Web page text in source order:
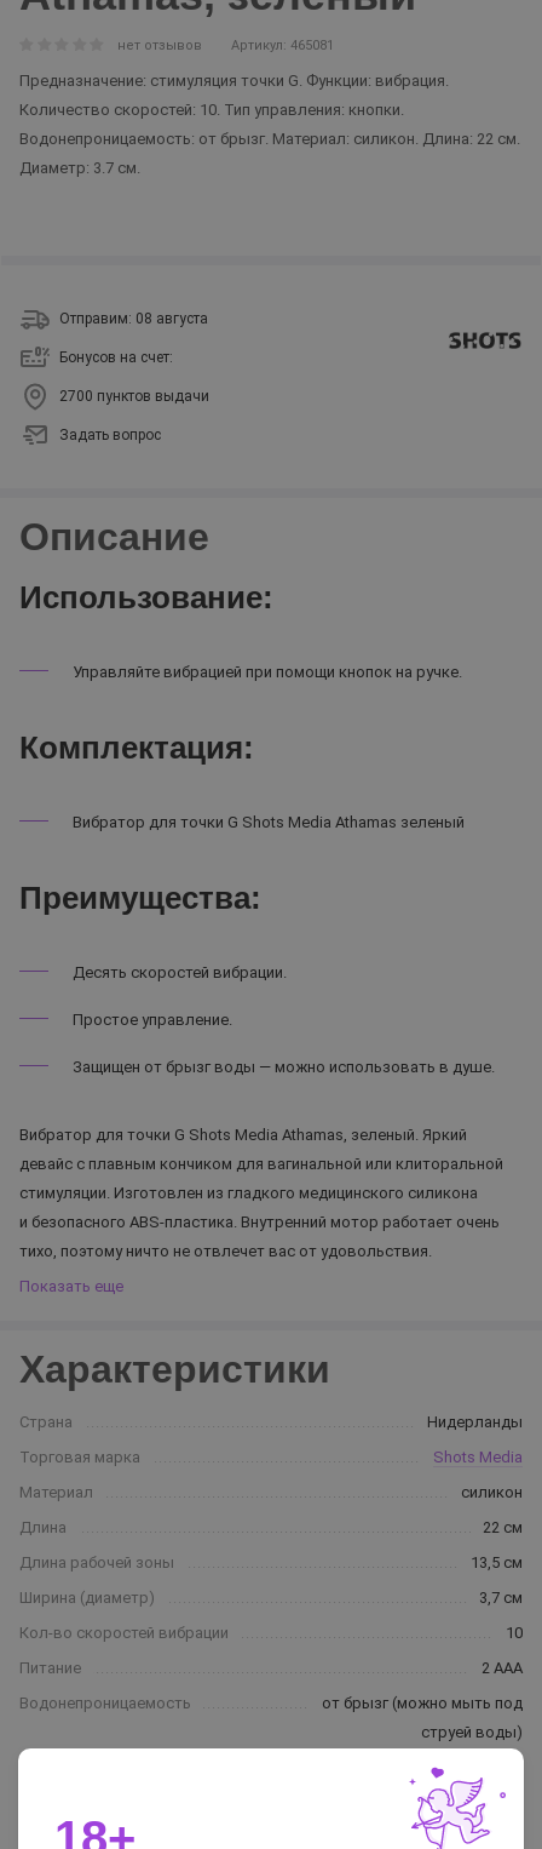
нет отзывов Артикул: 465081
Предназначение: стимуляция точки G. Функции: вибрация.
Количество скоростей: 10. Тип управления: кнопки.
Водонепроницаемость: от брызг. Материал: силикон. Длина: 22 см.
Диаметр: 3.7 см.
Отправим: 08 августа
Бонусов на счет:
2700 пунктов выдачи
Задать вопрос
Описание
Использование:
Управляйте вибрацией при помощи кнопок на ручке.
Комплектация:
Вибратор для точки G Shots Media Athamas зеленый
Преимущества:
Десять скоростей вибрации.
Простое управление.
Защищен от брызг воды — можно использовать в душе.
Вибратор для точки G Shots Media Athamas, зеленый. Яркий
девайс с плавным кончиком для вагинальной или клиторальной
стимуляции. Изготовлен из гладкого медицинского силикона
и безопасного ABS-пластика. Внутренний мотор работает очень
тихо, поэтому ничто не отвлечет вас от удовольствия.
Показать еще
Характеристики
Страна
Нидерланды
Торговая марка
Shots Media
Материал
силикон
Длина
22 см
Длина рабочей зоны
13,5 см
Ширина (диаметр)
3,7 см
Кол-во скоростей вибрации
10
Питание
2 ААА
Водонепроницаемость
от брызг (можно мыть под
струей воды)
145 г
18+